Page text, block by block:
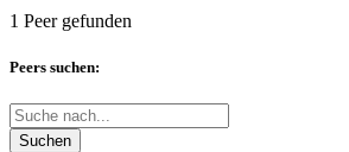
1 Peer gefunden
Peers suchen:
Suchen